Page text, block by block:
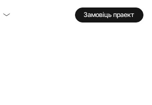
Замовіць праект